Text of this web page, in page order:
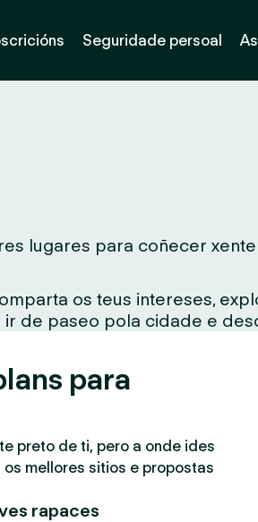
Seguridade persoal
lugares para coñecer
os teus intereses,
de paseo pola cidade e
para
preto de ti, pero a onde ides
os mellores sitios e propostas
rapaces